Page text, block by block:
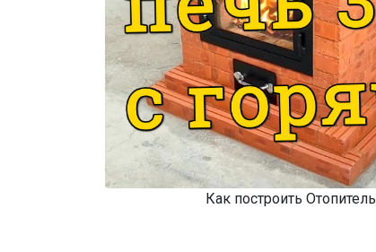
Как построить